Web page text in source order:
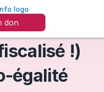
don
!)
égalité